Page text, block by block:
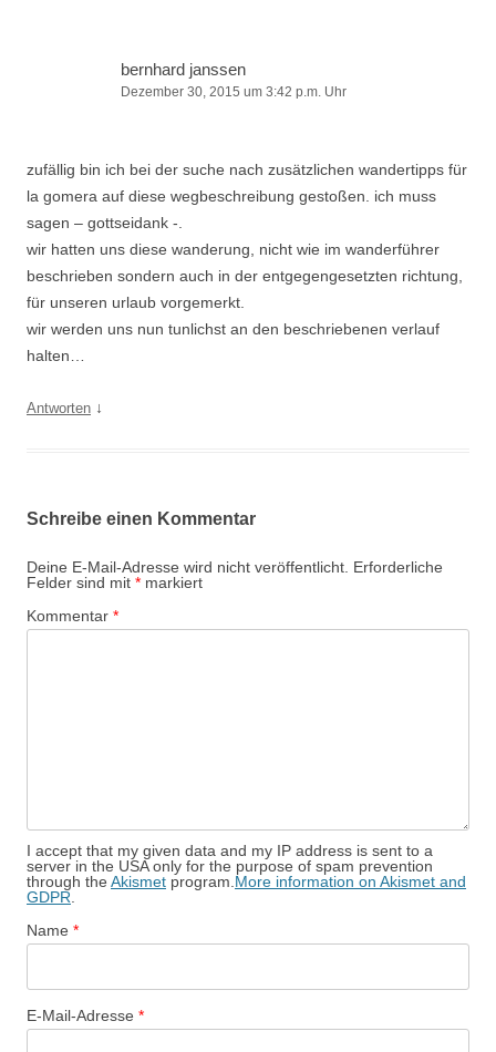
bernhard janssen
Dezember 30, 2015 um 3:42 p.m. Uhr
zufällig bin ich bei der suche nach zusätzlichen wandertipps für
la gomera auf diese wegbeschreibung gestoßen. ich muss
sagen – gottseidank -.
wir hatten uns diese wanderung, nicht wie im wanderführer
beschrieben sondern auch in der entgegengesetzten richtung,
für unseren urlaub vorgemerkt.
wir werden uns nun tunlichst an den beschriebenen verlauf
halten…
Antworten ↓
Schreibe einen Kommentar
Deine E-Mail-Adresse wird nicht veröffentlicht. Erforderliche
Felder sind mit * markiert
Kommentar *
I accept that my given data and my IP address is sent to a
server in the USA only for the purpose of spam prevention
through the Akismet program. More information on Akismet and
GDPR
Name *
E-Mail-Adresse *